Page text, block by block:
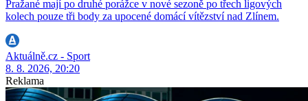
Pražané mají po druhé porážce v nové sezoně po třech ligových
kolech pouze tři body za upocené domácí vítězství nad Zlínem.
Aktuálně.cz - Sport
8. 8. 2026, 20:20
Reklama